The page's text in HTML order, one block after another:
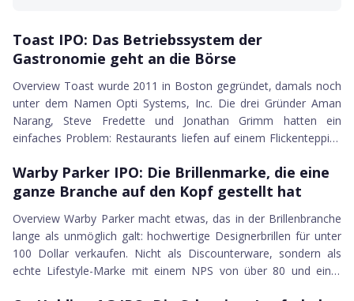
Toast IPO
Toast IPO: Das Betriebssystem der
Gastronomie geht an die Börse
Overview Toast wurde 2011 in Boston gegründet, damals noch
unter dem Namen Opti Systems, Inc. Die drei Gründer Aman
Narang, Steve Fredette und Jonathan Grimm hatten ein
einfaches Problem: Restaurants liefen auf einem Flickenteppich
ändern. Zehn Jahre später reicht das Unternehmen seinen S-1
bei der SEC ein und strebt an die New York Stock Exchange
Warby Parker IPO
24.08.2021
Warby Parker IPO: Die Brillenmarke, die eine
ganze Branche auf den Kopf gestellt hat
Overview Warby Parker macht etwas, das in der Brillenbranche
lange als unmöglich galt: hochwertige Designerbrillen für unter
100 Dollar verkaufen. Nicht als Discounterware, sondern als
echte Lifestyle-Marke mit einem NPS von über 80 und einer